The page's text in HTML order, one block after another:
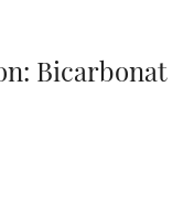
Bicarbonat